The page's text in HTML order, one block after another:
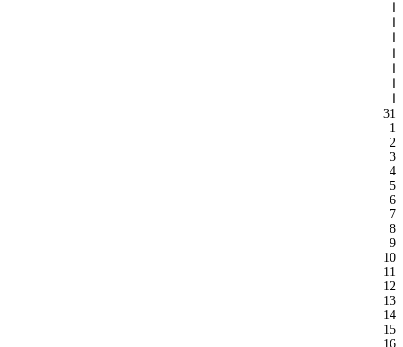
31
1
2
3
4
5
6
7
8
9
10
11
12
13
14
15
16